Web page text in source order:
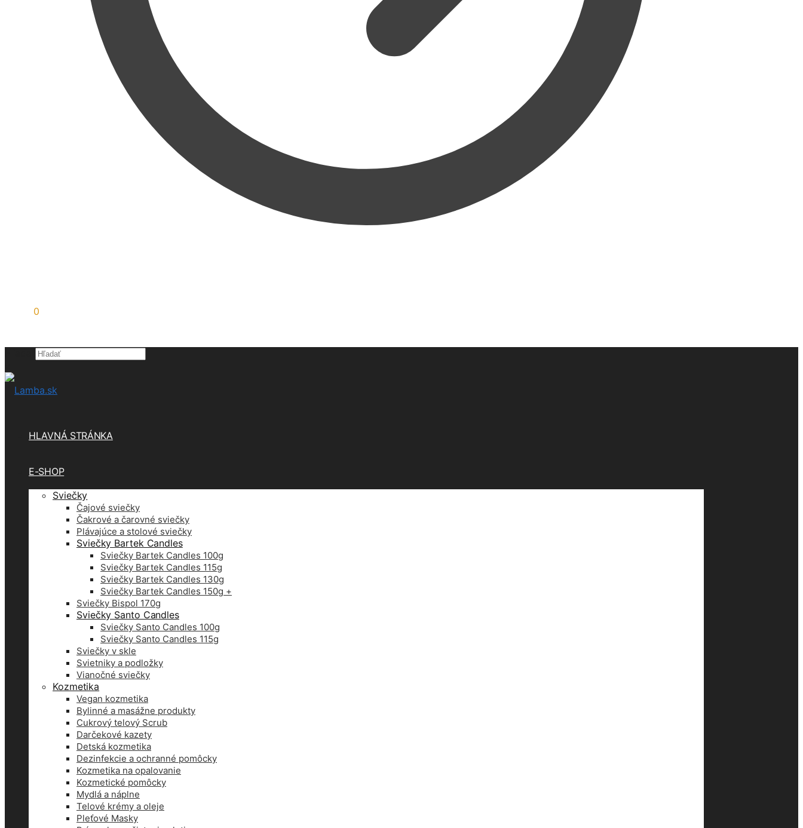
0
HLAVNÁ STRÁNKA
E-SHOP
Sviečky
Čajové sviečky
Čakrové a čarovné sviečky
Plávajúce a stolové sviečky
Sviečky Bartek Candles
Sviečky Bartek Candles 100g
Sviečky Bartek Candles 115g
Sviečky Bartek Candles 130g
Sviečky Bartek Candles 150g +
Sviečky Bispol 170g
Sviečky Santo Candles
Sviečky Santo Candles 100g
Sviečky Santo Candles 115g
Sviečky v skle
Svietniky a podložky
Vianočné sviečky
Kozmetika
Vegan kozmetika
Bylinné a masážne produkty
Cukrový telový Scrub
Darčekové kazety
Detská kozmetika
Dezinfekcie a ochranné pomôcky
Kozmetika na opalovanie
Kozmetické pomôcky
Mydlá a náplne
Telové krémy a oleje
Pleťové Masky